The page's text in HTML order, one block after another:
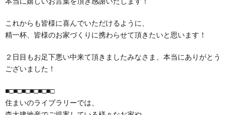
これからも皆様に喜んでいただけるように、
精一杯、皆様のお家づくりに携わらせて頂きたいと思います！
２日目もお足下悪い中来て頂きましたみなさま、本当にありがとう
ございました！
■□■□■□■□■□■□
住まいのライブラリーでは、